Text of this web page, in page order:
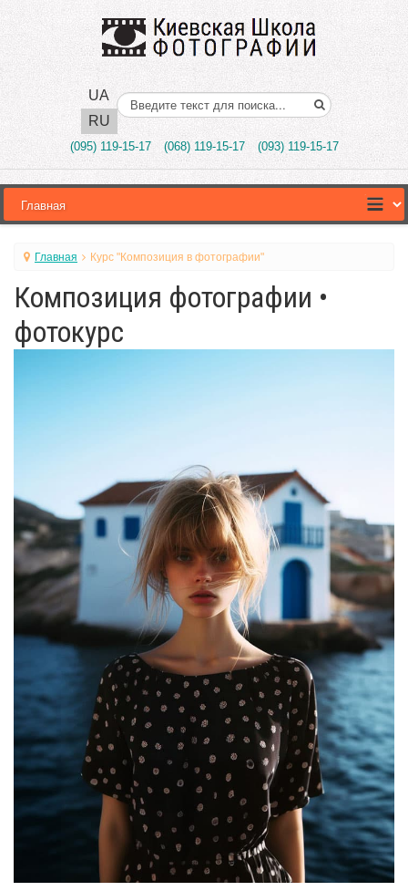
UA
RU
Поиск..
(095) 119-15-17 (068) 119-15-17 (093) 119-15-17
Главная Курс "Композиция в фотографии"
Композиция фотографии •
фотокурс